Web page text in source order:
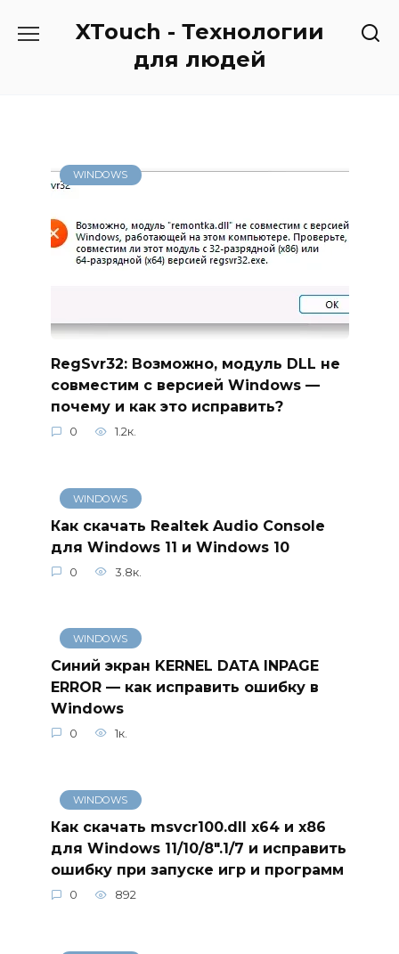
XTouch - Технологии
для людей
WINDOWS
RegSvr32: Возможно, модуль DLL не
совместим с версией Windows —
почему и как это исправить?
0 1.2к.
WINDOWS
Как скачать Realtek Audio Console
для Windows 11 и Windows 10
0 3.8к.
WINDOWS
Синий экран KERNEL DATA INPAGE
ERROR — как исправить ошибку в
Windows
0 1к.
WINDOWS
Как скачать msvcr100.dll x64 и x86
для Windows 11/10/8″.1/7 и исправить
ошибку при запуске игр и программ
0 892